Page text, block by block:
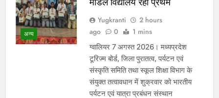
मंत्री विजयवर्गीय ने भाजपा प्रदेश
कार्यालय में कार्यकर्ताओं की सुनी
जनसमस्याएं
Yugkranti
1 day
ago
0 1 min